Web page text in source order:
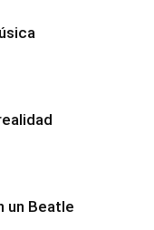
un Beatle